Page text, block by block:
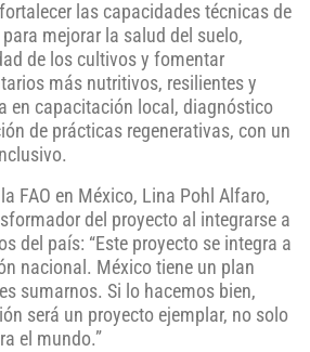
las capacidades técnicas de
mejorar la salud del suelo,
de los cultivos y fomentar
más nutritivos, resilientes y
en capacitación local, diagnóstico
de prácticas regenerativas, con un
FAO en México, Lina Pohl Alfaro,
del proyecto al integrarse a
del país: “Este proyecto se integra a
nacional. México tiene un plan
sumarnos. Si lo hacemos bien,
será un proyecto ejemplar, no solo
el mundo.”